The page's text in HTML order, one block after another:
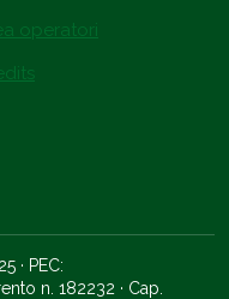
operatori
· PEC:
n. 182232 · Cap.